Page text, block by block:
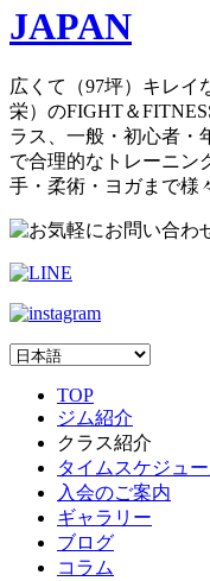
広くて（97坪）キレイ
栄）のFIGHT＆
ラス、一般・初心者・
で合理的なトレーニン
手・柔術・ヨガまで様
TOP
ジム紹介
クラス紹介
タイムスケジュ
入会のご案内
ギャラリー
ブログ
コラム